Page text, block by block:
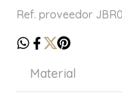
Ref. proveedor
Material